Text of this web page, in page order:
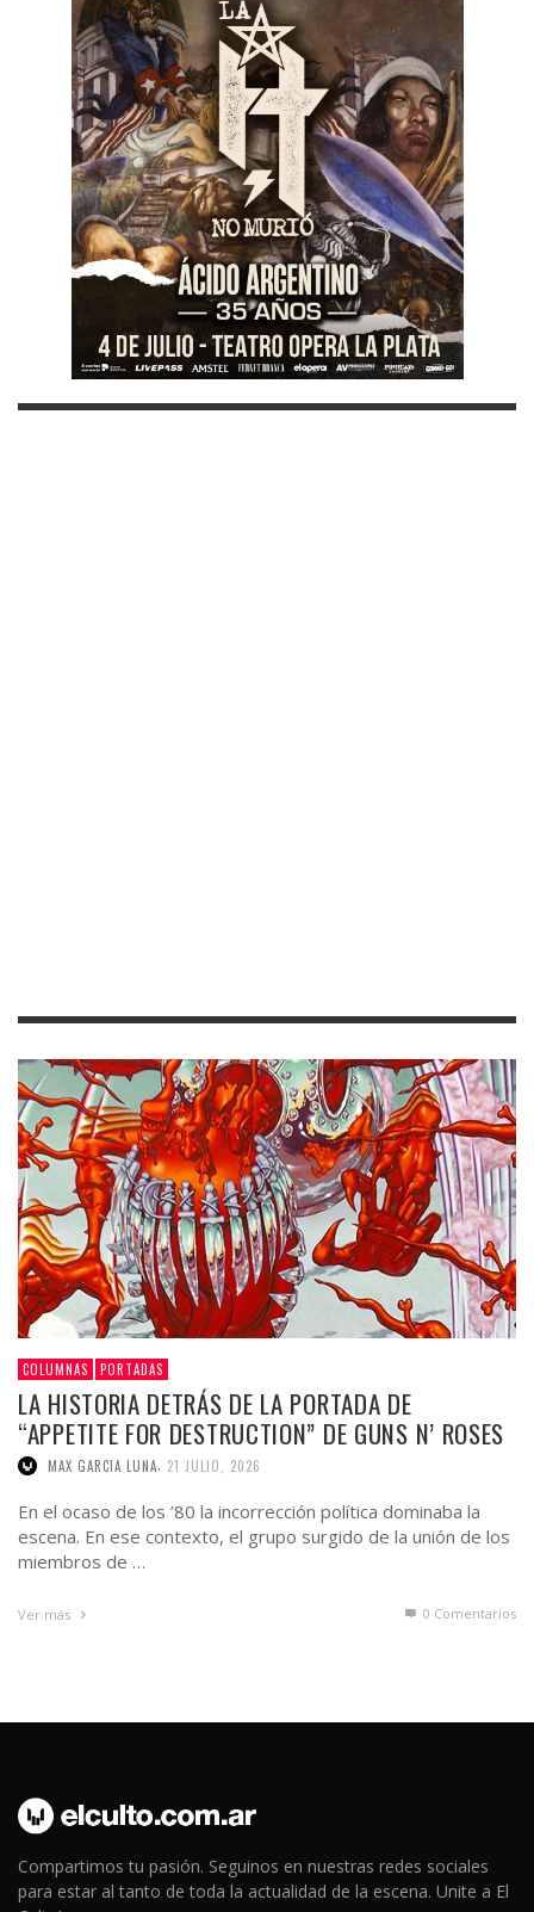
COLUMNAS PORTADAS
LA HISTORIA DETRÁS DE LA PORTADA DE
“APPETITE FOR DESTRUCTION” DE GUNS N’ ROSES
MAX GARCIA LUNA, 21 JULIO, 2026
En el ocaso de los ’80 la incorrección política dominaba la
escena. En ese contexto, el grupo surgido de la unión de los
miembros de …
Ver más 0 Comentarios
Compartimos tu pasión. Seguinos en nuestras redes sociales
para estar al tanto de toda la actualidad de la escena. Unite a El